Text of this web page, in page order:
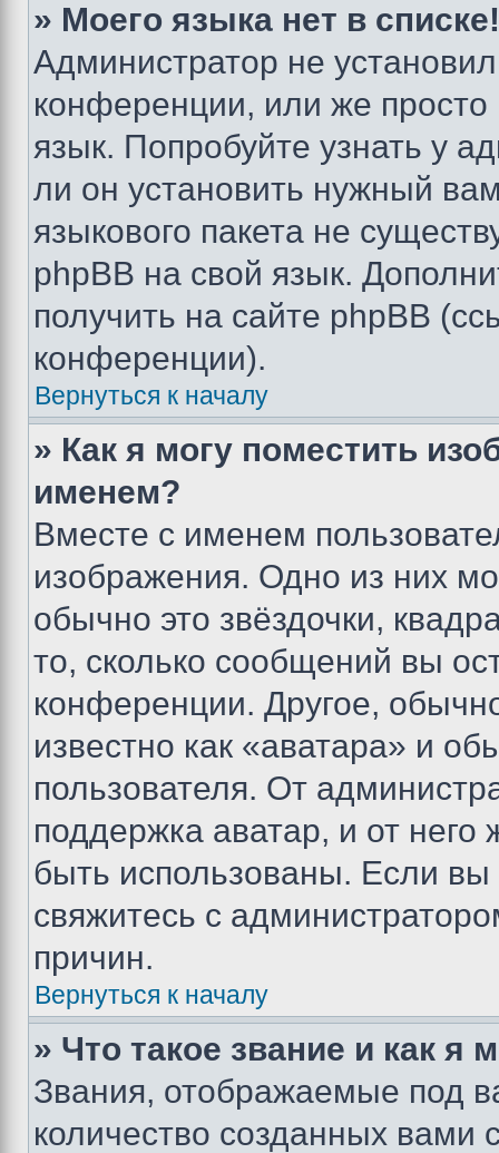
» Моего языка нет в списке!
Администратор не
конференции, или же
язык. Попробуйте узнать у
ли он установить нужный
языкового пакета не
phpBB на свой язык.
получить на сайте phpBB
конференции).
Вернуться к началу
» Как я могу поместить
именем?
Вместе с именем
изображения. Одно из них
обычно это звёздочки,
то, сколько сообщений вы
конференции. Другое,
известно как «аватара» и
пользователя. От
поддержка аватар, и от него
быть использованы. Если
свяжитесь с
причин.
Вернуться к началу
» Что такое звание и как я
Звания, отображаемые под
количество созданных